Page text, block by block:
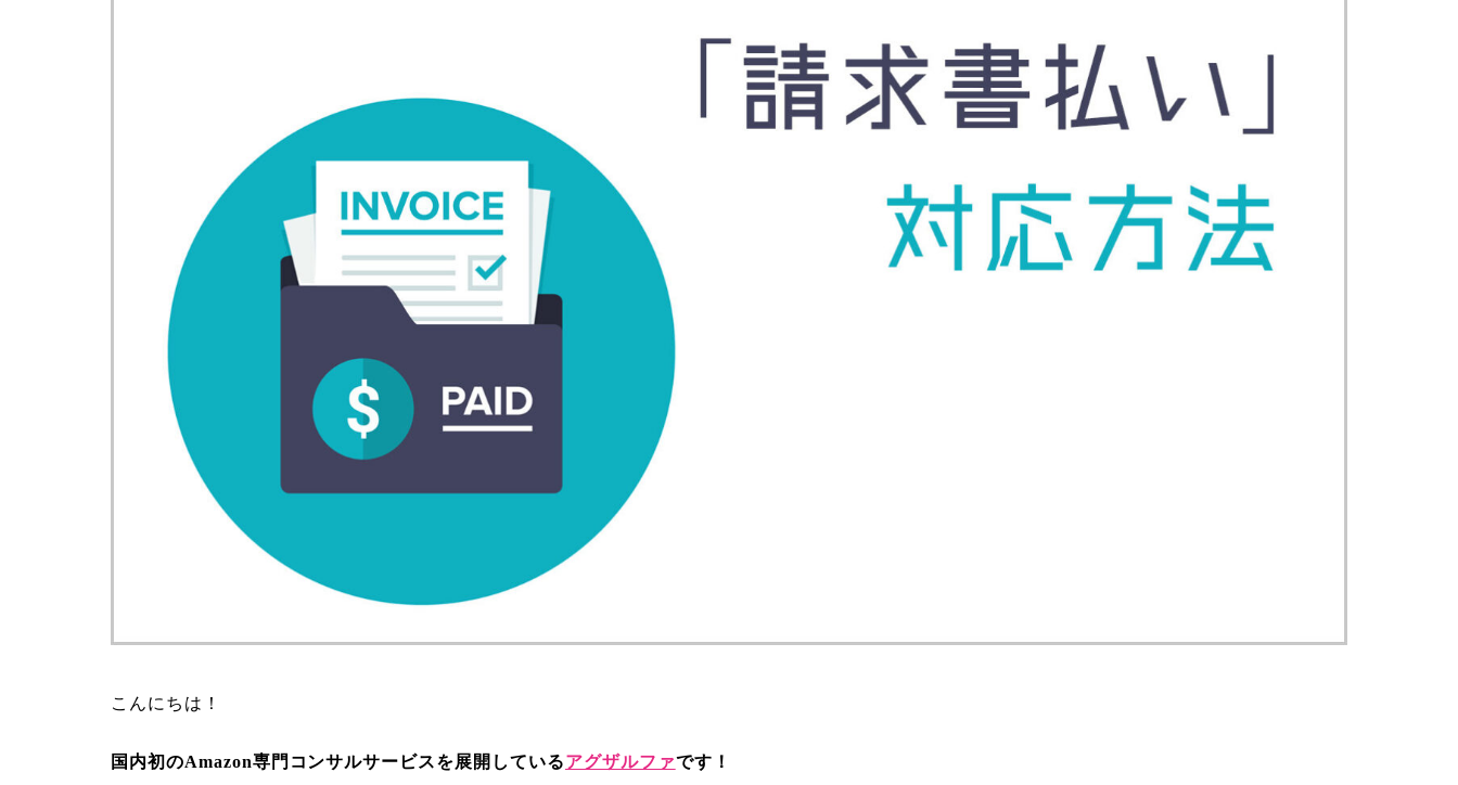
こんにちは！
国内初のAmazon専門コンサルサービスを展開しているアグザルファです！